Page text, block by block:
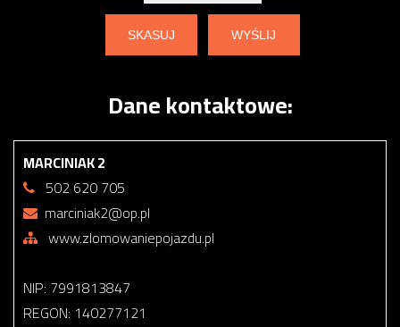
Dane kontaktowe:
MARCINIAK 2
502 620 705
marciniak2@op.pl
www.zlomowaniepojazdu.pl
NIP: 7991813847
REGON: 140277121